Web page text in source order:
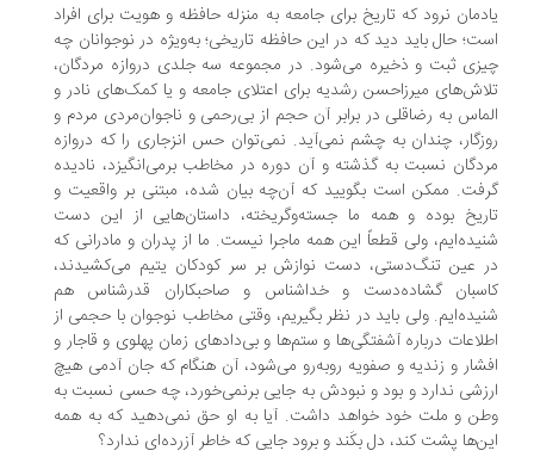
نرود که تاریخ برای جامعه به منزله حافظه و هویت برای افراد
حال باید دید که در این حافظه تاریخی؛ به‌ویژه در نوجوانان چه
ثبت و ذخیره می‌شود. در مجموعه سه جلدی دروازه مردگان،
میرزاحسن رشدیه برای اعتلای جامعه و یا کمک‌های نادر و
به رضاقلی در برابر آن حجم از بی‌رحمی و ناجوان‌مردی مردم و
چندان به چشم نمی‌آید. نمی‌توان حس انزجاری را که دروازه
نسبت به گذشته و آن دوره در مخاطب برمی‌انگیزد، نادیده
ممکن است بگویید که آن‌چه بیان شده، مبتنی بر واقعیت و
بوده و همه ما جسته‌وگریخته، داستان‌هایی از این دست
ولی قطعاً این همه ماجرا نیست. ما از پدران و مادرانی که
عین تنگ‌دستی، دست نوازش بر سر کودکان یتیم می‌کشیدند،
گشاده‌دست و خداشناس و صاحبکاران قدرشناس هم
ولی باید در نظر بگیریم، وقتی مخاطب نوجوان با حجمی از
درباره آشفتگی‌ها و ستم‌ها و بی‌دادهای زمان پهلوی و قاجار و
و زندیه و صفویه روبه‌رو می‌شود، آن هنگام که جان آدمی هیچ
ندارد و بود و نبودش به جایی برنمی‌خورد، چه حسی نسبت به
و ملت خود خواهد داشت. آیا به او حق نمی‌دهید که به همه
پشت کند، دل بکَند و برود جایی که خاطر آزرده‌ای ندارد؟